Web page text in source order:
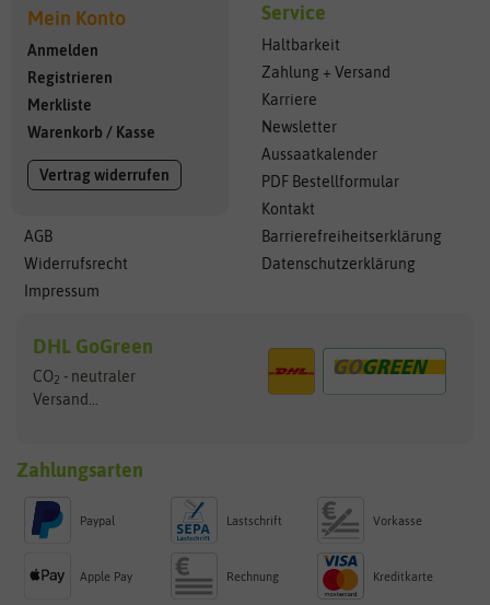
Mein Konto
Anmelden
Registrieren
Merkliste
Warenkorb / Kasse
Vertrag widerrufen
AGB
Widerrufsrecht
Impressum
Service
Haltbarkeit
Zahlung + Versand
Karriere
Newsletter
Aussaatkalender
PDF Bestellformular
Kontakt
Barrierefreiheitserklärung
Datenschutzerklärung
DHL GoGreen
CO2 - neutraler
Versand...
Zahlungsarten
Paypal Lastschrift Vorkasse
Apple Pay Rechnung Kreditkarte